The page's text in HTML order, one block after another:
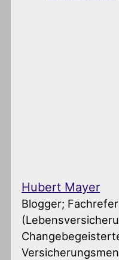
Hubert Mayer
Blogger;